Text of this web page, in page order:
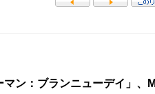
マン：ブランニューデイ」、